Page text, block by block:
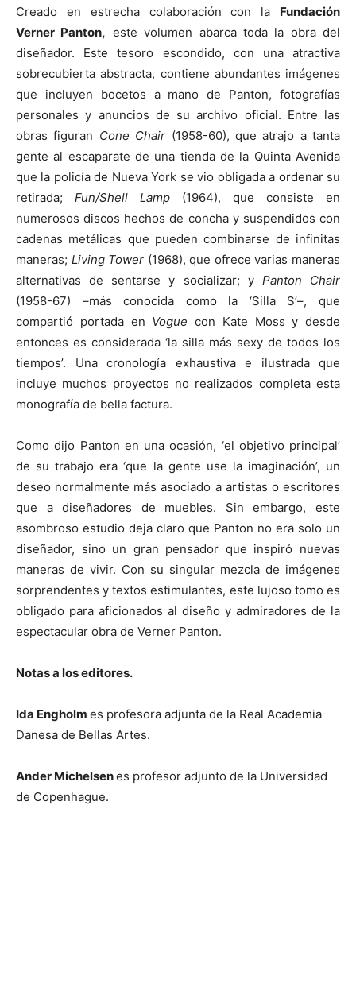
Creado en estrecha colaboración con la Fundación
Verner Panton, este volumen abarca toda la obra del
diseñador. Este tesoro escondido, con una atractiva
sobrecubierta abstracta, contiene abundantes imágenes
que incluyen bocetos a mano de Panton, fotografías
personales y anuncios de su archivo oficial. Entre las
obras figuran Cone Chair (1958-60), que atrajo a tanta
gente al escaparate de una tienda de la Quinta Avenida
que la policía de Nueva York se vio obligada a ordenar su
retirada; Fun/Shell Lamp (1964), que consiste en
numerosos discos hechos de concha y suspendidos con
cadenas metálicas que pueden combinarse de infinitas
maneras; Living Tower (1968), que ofrece varias maneras
alternativas de sentarse y socializar; y Panton Chair
(1958-67) –más conocida como la ‘Silla S’–, que
compartió portada en Vogue con Kate Moss y desde
entonces es considerada ‘la silla más sexy de todos los
tiempos’. Una cronología exhaustiva e ilustrada que
incluye muchos proyectos no realizados completa esta
monografía de bella factura.
Como dijo Panton en una ocasión, ‘el objetivo principal’
de su trabajo era ‘que la gente use la imaginación’, un
deseo normalmente más asociado a artistas o escritores
que a diseñadores de muebles. Sin embargo, este
asombroso estudio deja claro que Panton no era solo un
diseñador, sino un gran pensador que inspiró nuevas
maneras de vivir. Con su singular mezcla de imágenes
sorprendentes y textos estimulantes, este lujoso tomo es
obligado para aficionados al diseño y admiradores de la
espectacular obra de Verner Panton.
Notas a los editores.
Ida Engholm es profesora adjunta de la Real Academia
Danesa de Bellas Artes.
Ander Michelsenes profesor adjunto de la Universidad
de Copenhague.